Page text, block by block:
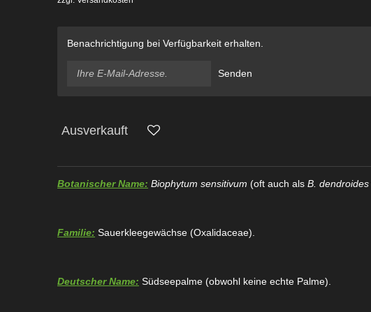
Benachrichtigung bei Verfügbarkeit erhalten.
Senden
Ausverkauft
Botanischer Name: Biophytum sensitivum (oft auch als B. dendroides
Familie: Sauerkleegewächse (Oxalidaceae).
Deutscher Name: Südseepalme (obwohl keine echte Palme).